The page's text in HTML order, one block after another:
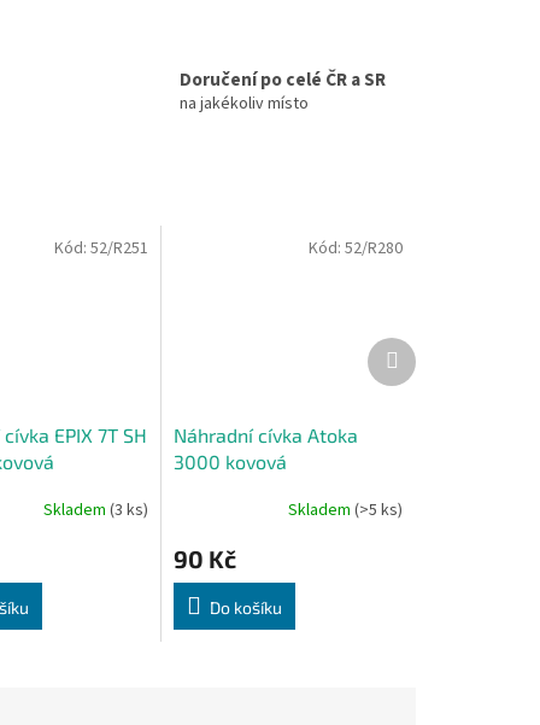
Doručení po celé ČR a SR
na jakékoliv místo
EPIX 7T SH
Skladem(3 ks)
Kód:52/R251
Náhradní cívka Atoka
3000 kovová
Skladem (>5 ks)
90 Kč
Do košíku
Kód: 52/R280
Další
produkt